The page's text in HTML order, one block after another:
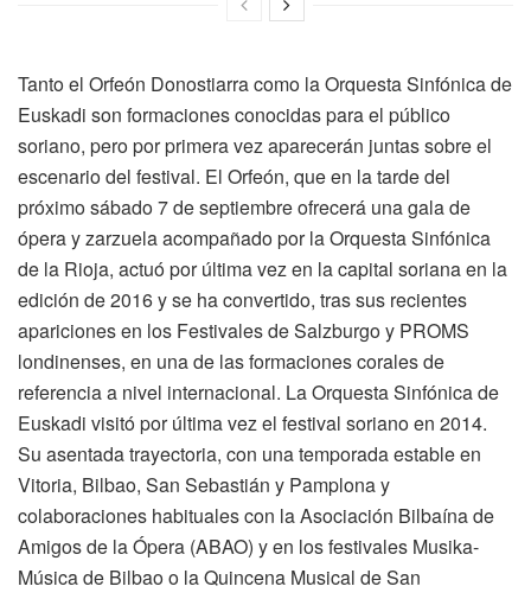
Tanto el Orfeón Donostiarra como la Orquesta Sinfónica de
Euskadi son formaciones conocidas para el público
soriano, pero por primera vez aparecerán juntas sobre el
escenario del festival. El Orfeón, que en la tarde del
próximo sábado 7 de septiembre ofrecerá una gala de
ópera y zarzuela acompañado por la Orquesta Sinfónica
de la Rioja, actuó por última vez en la capital soriana en la
edición de 2016 y se ha convertido, tras sus recientes
apariciones en los Festivales de Salzburgo y PROMS
londinenses, en una de las formaciones corales de
referencia a nivel internacional. La Orquesta Sinfónica de
Euskadi visitó por última vez el festival soriano en 2014.
Su asentada trayectoria, con una temporada estable en
Vitoria, Bilbao, San Sebastián y Pamplona y
colaboraciones habituales con la Asociación Bilbaína de
Amigos de la Ópera (ABAO) y en los festivales Musika-
Música de Bilbao o la Quincena Musical de San